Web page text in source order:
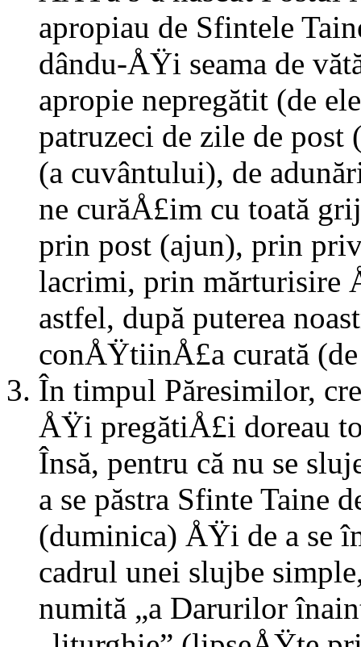
apropiau de Sfintele
dându-ÅŸi seama de
apropie nepregătit (de
patruzeci de zile de post
(a cuvântului), de
ne curăÅ£im cu toată
prin post (ajun), prin
lacrimi, prin mărturisire
astfel, după puterea
conÅŸtiinÅ£a curată
În timpul Păresimilor,
ÅŸi pregătiÅ£i doreau
Însă, pentru că nu se
a se păstra Sfinte Taine
(duminica) ÅŸi de a se
cadrul unei slujbe
numită „a Darurilor